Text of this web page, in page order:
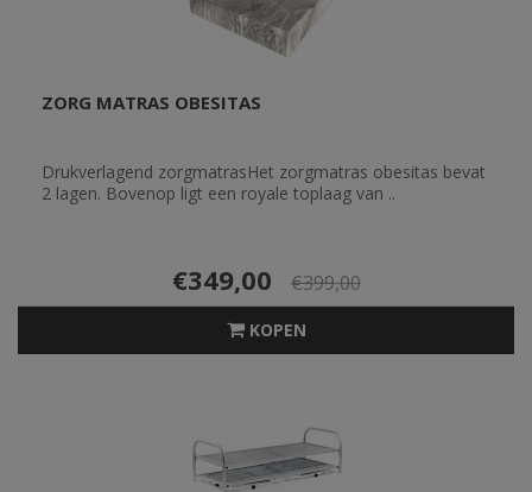
ZORG MATRAS OBESITAS
Drukverlagend zorgmatrasHet zorgmatras obesitas bevat
2 lagen. Bovenop ligt een royale toplaag van ..
€349,00 €399,00
KOPEN